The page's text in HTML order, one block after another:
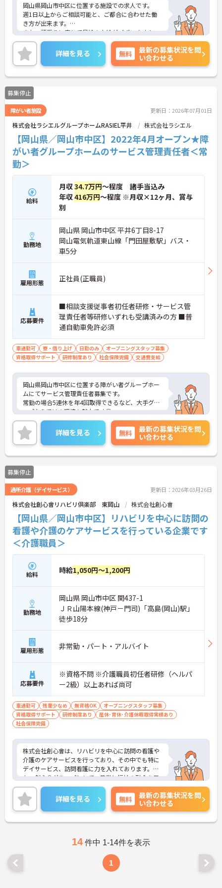
岡山県岡山市中区に位置する施設での求人です。
週1日以上からご相談可能と、ご都合に合わせた働
き方が出来ます。
また、頑張りに応じて昇給の支給がございます！
ご興味のある方には、面接対策ポイントなど、さら
に詳細をお話しいたしますので、お気軽にご相談く
ださい。
詳細を見る 無料
最新の募集状況を問
い合わせる
募集停止
障がい者施設 更新日：2026年07月01日
株式会社ラシエルグループホームRASIEL平井 株式会社ラシエル
【岡山県／岡山市中区】2022年4月オープン★障
がい者グループホームのサービス管理責任者＜常
勤＞
給料
月収34.7万円～程度 諸手当込み
年収416万円～程度 ※月収×12ヶ月、賞与
別
勤務地
岡山県 岡山市中区 平井6丁目8-17
岡山電気軌道東山線「門田屋敷駅」バス・
車5分
雇用形態 正社員(正職員)
応募要件
■相談支援従事者初任者研修・サービス管
理責任者等研修いずれも受講済みの方 ■普
通自動車免許必須
車通勤可 寮・借り上げ 日勤のみ
オープニングスタッフ募集
資格取得サポート
研修制度あり 社会保険完備 交通費支給
岡山県岡山市中区に位置する障がい者グループホー
ムにてサービス管理責任者募集です。
常勤の場合5連休を年4回取得できるなど、大手グル
ープならではの環境も魅力です◎
ご興味ある方には、面接対策ポイントなど、さらに
詳細をお話しいたしますのでお気軽にご相談くださ
い！
詳細を見る 無料
最新の募集状況を問
い合わせる
募集停止
通所介護（デイサービス） 更新日：2026年03月26日
株式会社創心會リハビリ倶楽部 東岡山 株式会社創心會
【岡山県／岡山市中区】リハビリを中心に訪問の
看護や介護のケアサービスを行っている企業です
＜介護職員＞
給料 時給1,050円～1,200円
勤務地
岡山県 岡山市中区 関437-1
ＪＲ山陽本線(神戸－門司)「高島(岡山)駅」
徒歩18分
雇用形態 非常勤・パート・アルバイト
応募要件
※資格不問 ※介護職員初任者研修（ヘルパ
ー2級）以上あれば尚可
車通勤可 残業少なめ 無資格OK
オープニングスタッフ募集
資格取得サポート
研修制度あり
産休･育休･介護休暇取得実績あり
社会保険完備
株式会社創心會は、リハビリを中心に訪問の看護や
介護のケアサービスを行っており、その中でも特に
デイサービス、訪問看護に力を入れております。ま
た、創心會グループとして、農業と福祉の融合を目
指した「合同会社ど根性ファーム」という農業を行
うことで自然にリハビリを行うことができるという
面白い取り組みも行っております。日勤帯勤務のみ
の勤務が可能で、お子様のいらっしゃる方も働きや
すいよう、しっかりサポートしてくださっておりま
詳細を見る 無料
最新の募集状況を問
い合わせる
14 件中 1-14件を表示
1